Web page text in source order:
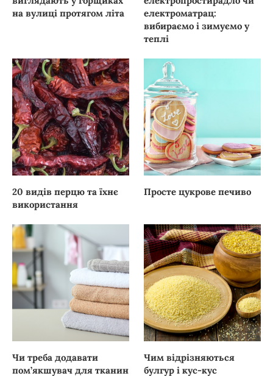
на вулиці протягом літа
електроматрац:
вибираємо і зимуємо у
теплі
20 видів перцю та їхнє
використання
Просте цукрове печиво
Чи треба додавати
пом’якшувач для тканин
Чим відрізняються
булгур і кус-кус